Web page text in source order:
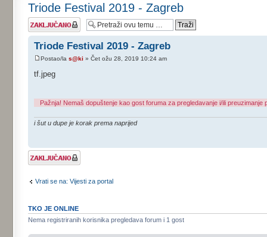
Triode Festival 2019 - Zagreb
Tema je
zaključana
Triode Festival 2019 - Zagreb
Postao/la s@ki » Čet ožu 28, 2019 10:24 am
tf.jpeg
Pažnja! Nemaš dopuštenje kao gost foruma za pregledavanje i/ili preuzimanje
i šut u dupe je korak prema naprijed
Tema je
zaključana
Vrati se na: Vijesti za portal
TKO JE ONLINE
Nema registriranih korisnika pregledava forum i 1 gost